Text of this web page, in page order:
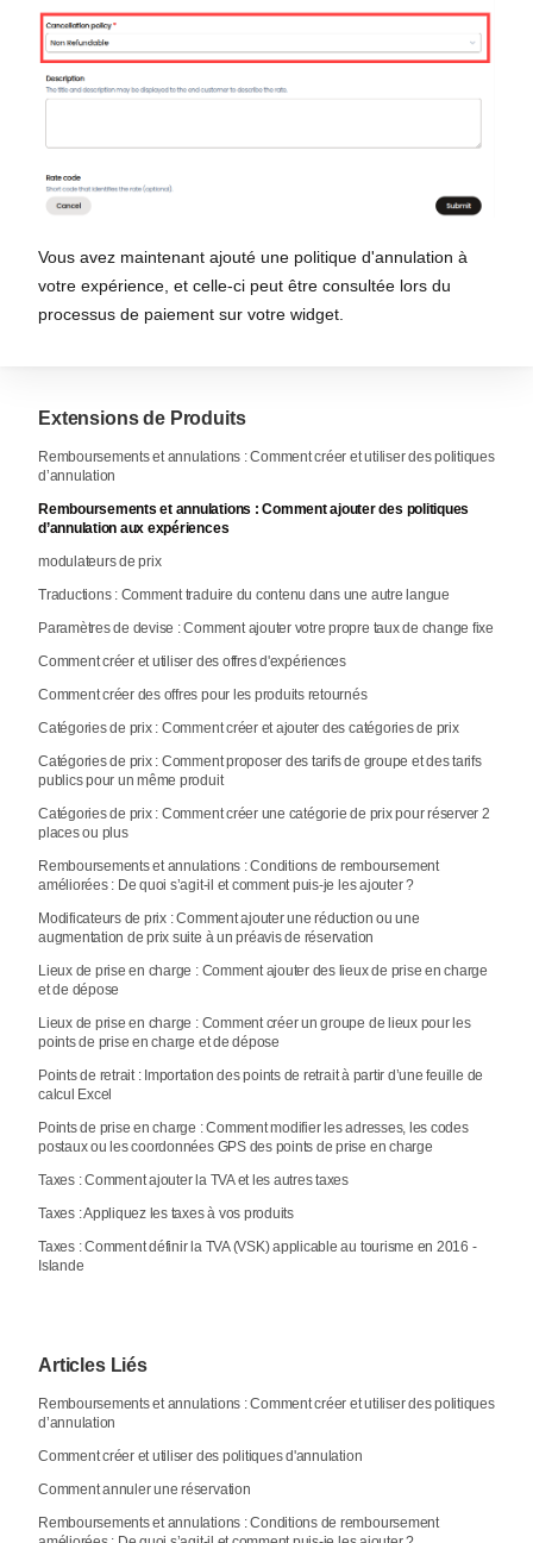
Vous avez maintenant ajouté une politique d'annulation à
votre expérience, et celle-ci peut être consultée lors du
processus de paiement sur votre widget.
Extensions de Produits
Remboursements et annulations : Comment créer et utiliser des politiques
d’annulation
Remboursements et annulations : Comment ajouter des politiques
d’annulation aux expériences
modulateurs de prix
Traductions : Comment traduire du contenu dans une autre langue
Paramètres de devise : Comment ajouter votre propre taux de change fixe
Comment créer et utiliser des offres d'expériences
Comment créer des offres pour les produits retournés
Catégories de prix : Comment créer et ajouter des catégories de prix
Catégories de prix : Comment proposer des tarifs de groupe et des tarifs
publics pour un même produit
Catégories de prix : Comment créer une catégorie de prix pour réserver 2
places ou plus
Remboursements et annulations : Conditions de remboursement
améliorées : De quoi s’agit-il et comment puis-je les ajouter ?
Modificateurs de prix : Comment ajouter une réduction ou une
augmentation de prix suite à un préavis de réservation
Lieux de prise en charge : Comment ajouter des lieux de prise en charge
et de dépose
Lieux de prise en charge : Comment créer un groupe de lieux pour les
points de prise en charge et de dépose
Points de retrait : Importation des points de retrait à partir d’une feuille de
calcul Excel
Points de prise en charge : Comment modifier les adresses, les codes
postaux ou les coordonnées GPS des points de prise en charge
Taxes : Comment ajouter la TVA et les autres taxes
Taxes : Appliquez les taxes à vos produits
Taxes : Comment définir la TVA (VSK) applicable au tourisme en 2016 -
Islande
Articles Liés
Remboursements et annulations : Comment créer et utiliser des politiques
d’annulation
Comment créer et utiliser des politiques d'annulation
Comment annuler une réservation
Remboursements et annulations : Conditions de remboursement